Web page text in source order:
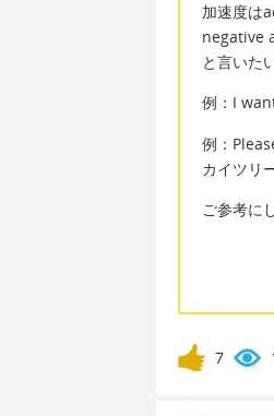
加速度は
negative
と言いた
例：I
例：
カイツリ
ご参考に
7